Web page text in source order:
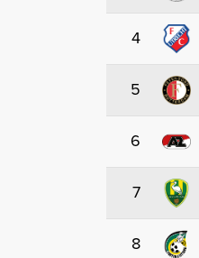
4
5
6
7
8